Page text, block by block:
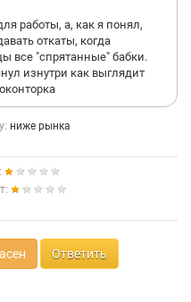
работы, а, как я понял,
откаты, когда
все "спрятанные" бабки.
изнутри как выглядит
ниже рынка
Ответить